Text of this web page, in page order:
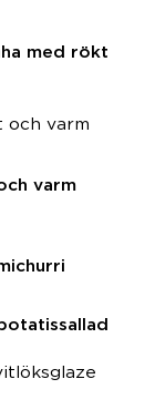
med rökt
varm